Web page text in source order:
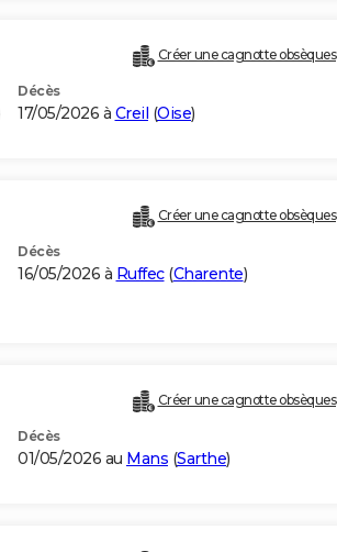
Créer une cagnotte obsèques
Décès
17/05/2026 à Creil (Oise)
Créer une cagnotte obsèques
Décès
16/05/2026 à Ruffec(Charente)
Créer une cagnotte obsèques
Décès
01/05/2026 au Mans (Sarthe)